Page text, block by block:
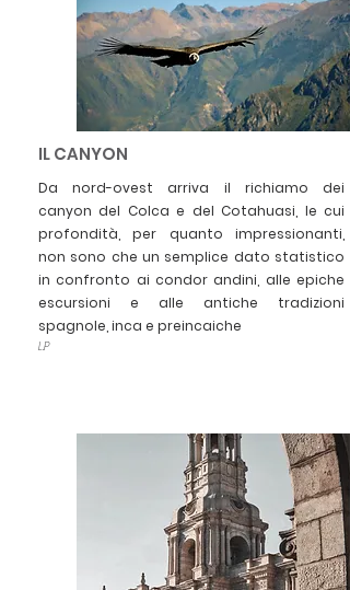
IL CANYON
Da nord-ovest arriva il richiamo dei
canyon del Colca e del Cotahuasi, le cui
profondità, per quanto impressionanti,
non sono che un semplice dato statistico
in confronto ai condor andini, alle epiche
escursioni e alle antiche tradizioni
spagnole, inca e preincaiche
L.P